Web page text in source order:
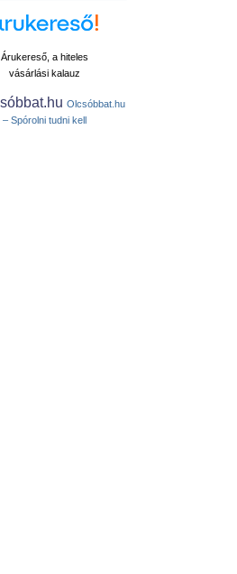
Árukereső, a hiteles
vásárlási kalauz
Olcsóbbat.hu
– Spórolni tudni kell